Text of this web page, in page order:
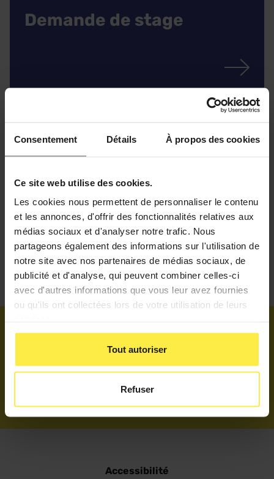
Consentement Détails À propos des cookies
Ce site web utilise des cookies.
Les cookies nous permettent de personnaliser le contenu
et les annonces, d'offrir des fonctionnalités relatives aux
médias sociaux et d'analyser notre trafic. Nous
partageons également des informations sur l'utilisation de
notre site avec nos partenaires de médias sociaux, de
publicité et d'analyse, qui peuvent combiner celles-ci
avec d'autres informations que vous leur avez fournies
ou qu'ils ont collectées lors de votre utilisation de leurs
Tout autoriser
Refuser
Demande de stage
Visite scolaire
Suivez-nous #hall32
Accessibilité